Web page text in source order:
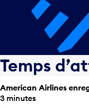
Temps
American Airlines
3 minutes